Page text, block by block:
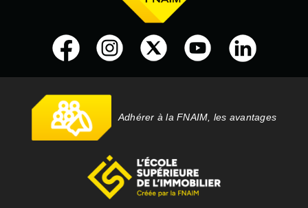
Adhérer à la FNAIM, les avantages